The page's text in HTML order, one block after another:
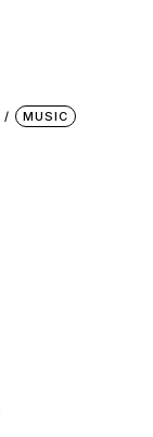
MUSIC